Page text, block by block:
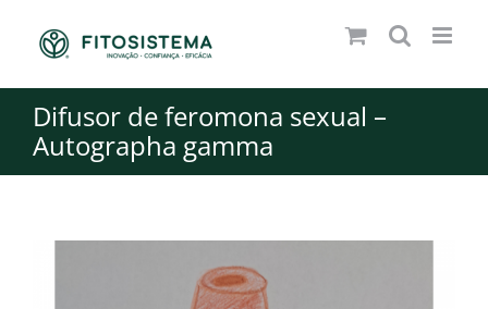
Difusor de feromona sexual –
Autographa gamma